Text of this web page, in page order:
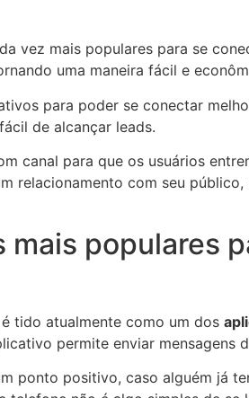
vez mais populares para se
uma maneira fácil e
para poder se conectar
de alcançar leads.
canal para que os usuários
relacionamento com seu
populares
tido atualmente como um dos
permite enviar
ponto positivo, caso alguém já